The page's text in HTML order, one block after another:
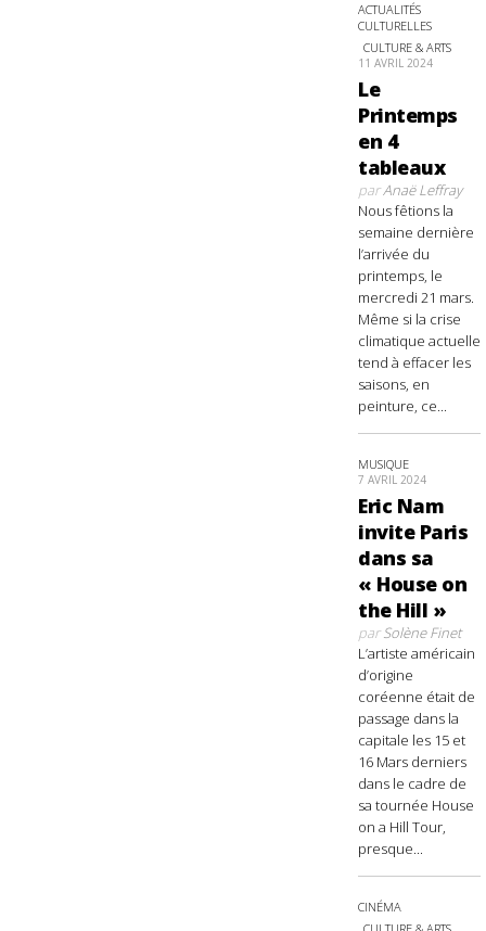
ACTUALITÉS
CULTURELLES
CULTURE & ARTS
11 AVRIL 2024
Le
Printemps
en 4
tableaux
parAnaë Leffray
Nous fêtions la
semaine dernière
l’arrivée du
printemps, le
mercredi 21 mars.
Même si la crise
climatique actuelle
tend à effacer les
saisons, en
peinture, ce...
MUSIQUE
7 AVRIL 2024
Eric Nam
invite Paris
dans sa
« House on
the Hill »
parSolène Finet
L’artiste américain
d’origine
coréenne était de
passage dans la
capitale les 15 et
16 Mars derniers
dans le cadre de
sa tournée House
on a Hill Tour,
presque...
CINÉMA